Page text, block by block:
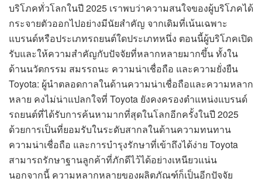
บริโภคทั่วโลกในปี 2025 เราพบว่าความสนใจของผู้บริโภคได้
กระจายตัวออกไปอย่างมีนัยสำคัญ จากเดิมที่เน้นเฉพาะ
แบรนด์หรือประเภทรถยนต์ใดประเภทหนึ่ง ตอนนี้ผู้บริโภคเปิด
รับและให้ความสำคัญกับปัจจัยที่หลากหลายมากขึ้น ทั้งใน
ด้านนวัตกรรม สมรรถนะ ความน่าเชื่อถือ และความยั่งยืน
Toyota: ผู้นำตลอดกาลในด้านความน่าเชื่อถือและความหลาก
หลาย คงไม่น่าแปลกใจที่ Toyota ยังคงครองตำแหน่งแบรนด์
รถยนต์ที่ได้รับการค้นหามากที่สุดในโลกอีกครั้งในปี 2025
ด้วยการเป็นที่ยอมรับในระดับสากลในด้านความทนทาน
ความน่าเชื่อถือ และการบำรุงรักษาที่เข้าถึงได้ง่าย Toyota
สามารถรักษาฐานลูกค้าที่ภักดีไว้ได้อย่างเหนียวแน่น
นอกจากนี้ ความหลากหลายของผลิตภัณฑ์ก็เป็นอีกปัจจัย